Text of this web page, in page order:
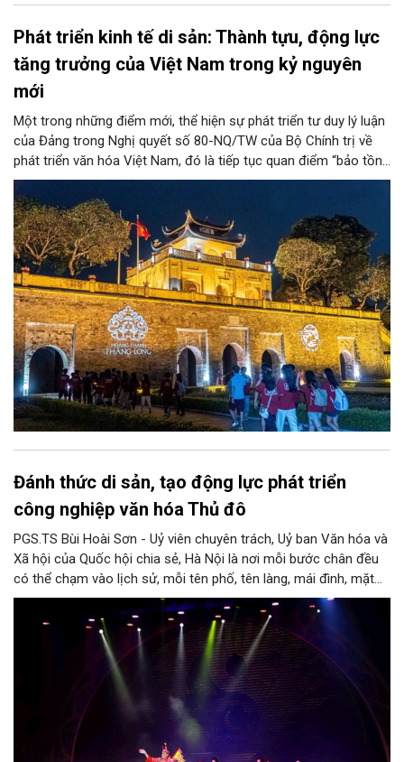
Phát triển kinh tế di sản: Thành tựu, động lực
tăng trưởng của Việt Nam trong kỷ nguyên
mới
Một trong những điểm mới, thể hiện sự phát triển tư duy lý luận
của Đảng trong Nghị quyết số 80-NQ/TW của Bộ Chính trị về
phát triển văn hóa Việt Nam, đó là tiếp tục quan điểm “bảo tồn
và phát huy giá trị di sản văn hóa gắn kết với phát triển kinh tế -
xã hội và du lịch”; đồng thời, nâng lên một tầm cao mới: “phát
triển kinh tế di sản”.
Đánh thức di sản, tạo động lực phát triển
công nghiệp văn hóa Thủ đô
PGS.TS Bùi Hoài Sơn - Uỷ viên chuyên trách, Uỷ ban Văn hóa và
Xã hội của Quốc hội chia sẻ, Hà Nội là nơi mỗi bước chân đều
có thể chạm vào lịch sử, mỗi tên phố, tên làng, mái đình, mặt
hồ, nếp nhà, câu hát, món ăn, làn điệu, nghề thủ công đều có
thể kể một câu chuyện về chiều sâu văn hiến của dân tộc.
Nhưng trong kỷ nguyên mới, câu hỏi đặt ra không chỉ Hà Nội có
bao nhiêu di sản, bao nhiêu văn nghệ sĩ, trí thức, không gian ký
ức, mà là làm thế nào để những giá trị ấy trở thành nguồn lực
phát triển, thành sức mạnh mềm, thành động lực sáng tạo,
thành năng lực cạnh tranh của Thủ đô.